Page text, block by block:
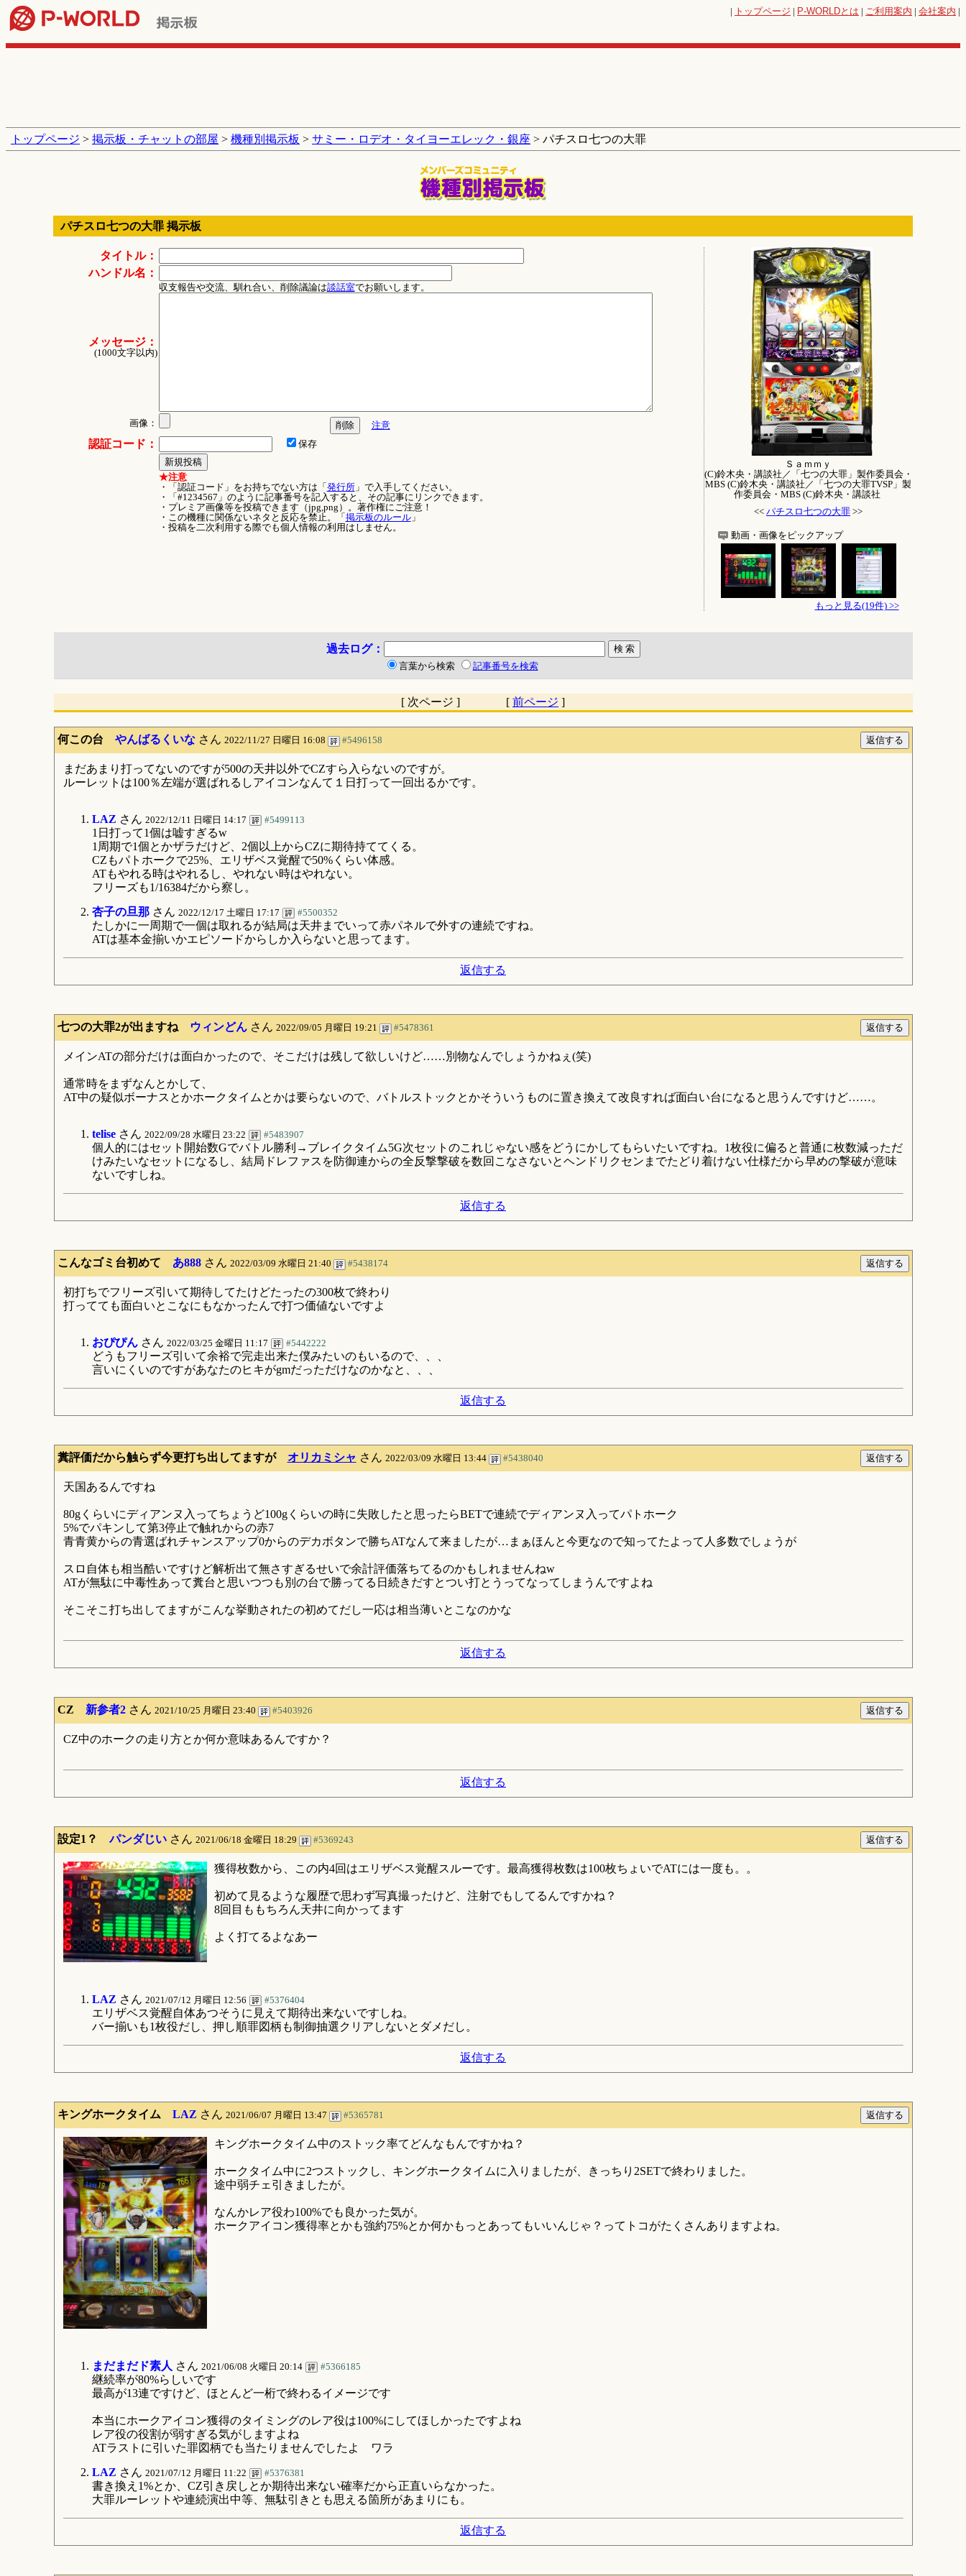
| トップページ | P-WORLDとは | ご利用案内 | 会社案内 |
トップページ > 掲示板・チャットの部屋 > 機種別掲示板 > サミー・ロデオ・タイヨーエレック・銀座 > パチスロ七つの大罪
パチスロ七つの大罪 掲示板
タイトル：
ハンドル名：
メッセージ：
(1000文字以内)
収支報告や交流、馴れ合い、削除議論は談話室でお願いします。
画像： 注意
認証コード： 保存
★注意
・「認証コード」をお持ちでない方は「 発行所」で入手してください。
・「#1234567」のように記事番号を記入すると、その記事にリンクできます。
・プレミア画像等を投稿できます（jpg,png）。著作権にご注意！
・この機種に関係ないネタと反応を禁止。「 掲示板のルール」
・投稿を二次利用する際でも個人情報の利用はしません。
Ｓａｍｍｙ
(C)鈴木央・講談社／「七つの大罪」製作委員会・
MBS (C)鈴木央・講談社／「七つの大罪TVSP」製
作委員会・MBS (C)鈴木央・講談社
<< パチスロ七つの大罪 >>
動画・画像をピックアップ
もっと見る(19件) >>
過去ログ：
言葉から検索 記事番号を検索
[ 次ページ ] [ 前ページ ]
何この台 やんばるくいなさん 2022/11/27 日曜日 16:08 #5496158
まだあまり打ってないのですが500の天井以外でCZすら入らないのですが。
ルーレットは100％左端が選ばれるしアイコンなんて１日打って一回出るかです。
LAZ さん 2022/12/11 日曜日 14:17 #5499113
1日打って1個は嘘すぎるw
1周期で1個とかザラだけど、2個以上からCZに期待持ててくる。
CZもパトホークで25%、エリザベス覚醒で50%くらい体感。
ATもやれる時はやれるし、やれない時はやれない。
フリーズも1/16384だから察し。
杏子の旦那さん 2022/12/17 土曜日 17:17 #5500352
たしかに一周期で一個は取れるが結局は天井までいって赤パネルで外すの連続ですね。
ATは基本金揃いかエピソードからしか入らないと思ってます。
返信する
七つの大罪2が出ますね ウィンどんさん 2022/09/05 月曜日 19:21 #5478361
メインATの部分だけは面白かったので、そこだけは残して欲しいけど……別物なんでしょうかねぇ(笑)
通常時をまずなんとかして、
AT中の疑似ボーナスとかホークタイムとかは要らないので、バトルストックとかそういうものに置き換えて改良すれば面白い台になると思うんですけど……。
teliseさん 2022/09/28 水曜日 23:22 #5483907
個人的にはセット開始数Gでバトル勝利→ブレイクタイム5G次セットのこれじゃない感をどうにかしてもらいたいですね。1枚役に偏ると普通に枚数減っただ
けみたいなセットになるし、結局ドレファスを防御連からの全反撃撃破を数回こなさないとヘンドリクセンまでたどり着けない仕様だから早めの撃破が意味
ないですしね。
返信する
こんなゴミ台初めて あ888さん 2022/03/09 水曜日 21:40 #5438174
初打ちでフリーズ引いて期待してたけどたったの300枚で終わり
打ってても面白いとこなにもなかったんで打つ価値ないですよ
おぴぴんさん 2022/03/25 金曜日 11:17 #5442222
どうもフリーズ引いて余裕で完走出来た僕みたいのもいるので、、、
言いにくいのですがあなたのヒキがgmだっただけなのかなと、、、
返信する
糞評価だから触らず今更打ち出してますが オリカミシャ さん 2022/03/09 水曜日 13:44 #5438040
天国あるんですね
80gくらいにディアンヌ入ってちょうど100gくらいの時に失敗したと思ったらBETで連続でディアンヌ入ってパトホーク
5%でパキンして第3停止で触れからの赤7
青青黄からの青選ばれチャンスアップ0からのデカボタンで勝ちATなんて来ましたが…まぁほんと今更なので知ってたよって人多数でしょうが
スロ自体も相当酷いですけど解析出て無さすぎるせいで余計評価落ちてるのかもしれませんねw
ATが無駄に中毒性あって糞台と思いつつも別の台で勝ってる日続きだすとつい打とうってなってしまうんですよね
そこそこ打ち出してますがこんな挙動されたの初めてだし一応は相当薄いとこなのかな
返信する
CZ 新参者2さん 2021/10/25 月曜日 23:40 #5403926
CZ中のホークの走り方とか何か意味あるんですか？
返信する
設定1？パンダじいさん 2021/06/18 金曜日 18:29 #5369243
獲得枚数から、この内4回はエリザベス覚醒スルーです。最高獲得枚数は100枚ちょいでATには一度も。。
初めて見るような履歴で思わず写真撮ったけど、注射でもしてるんですかね？
8回目ももちろん天井に向かってます
よく打てるよなあー
LAZ さん 2021/07/12 月曜日 12:56 #5376404
エリザベス覚醒自体あつそうに見えて期待出来ないですしね。
バー揃いも1枚役だし、押し順罪図柄も制御抽選クリアしないとダメだし。
返信する
キングホークタイム LAZ さん 2021/06/07 月曜日 13:47 #5365781
キングホークタイム中のストック率てどんなもんですかね？
ホークタイム中に2つストックし、キングホークタイムに入りましたが、きっちり2SETで終わりました。
途中弱チェ引きましたが。
なんかレア役わ100%でも良かった気が。
ホークアイコン獲得率とかも強約75%とか何かもっとあってもいいんじゃ？ってトコがたくさんありますよね。
まだまだド素人 さん 2021/06/08 火曜日 20:14 #5366185
継続率が80%らしいです
最高が13連ですけど、ほとんど一桁で終わるイメージです
本当にホークアイコン獲得のタイミングのレア役は100%にしてほしかったですよね
レア役の役割が弱すぎる気がしますよね
ATラストに引いた罪図柄でも当たりませんでしたよ ワラ
LAZ さん 2021/07/12 月曜日 11:22 #5376381
書き換え1%とか、CZ引き戻しとか期待出来ない確率だから正直いらなかった。
大罪ルーレットや連続演出中等、無駄引きとも思える箇所があまりにも。
返信する